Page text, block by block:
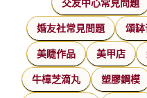
交友中心常見問題
婚友社常見問題 頌缽
美睫作品 美甲店
牛樟芝滴丸 塑膠鋼模